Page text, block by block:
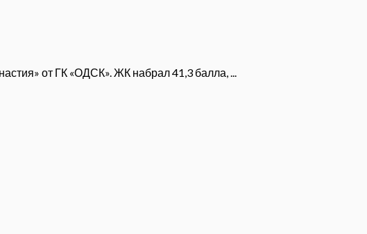
от ГК «ОДСК». ЖК набрал 41,3 балла, ...